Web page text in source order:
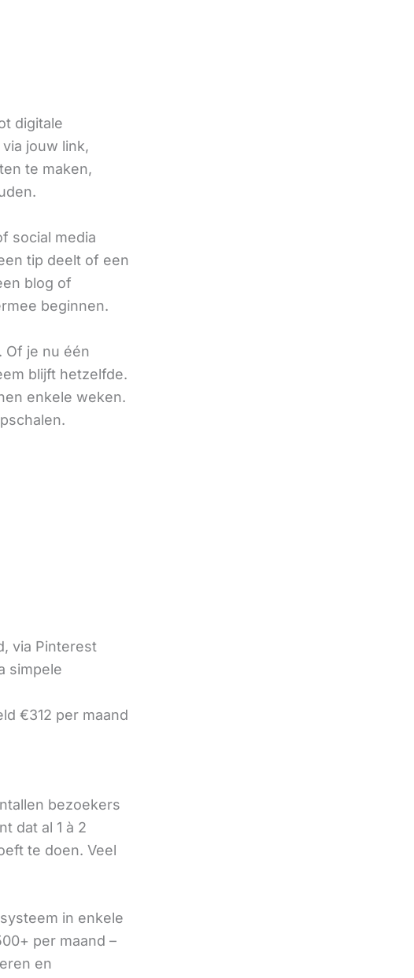
digitale
jouw link,
te maken,
social media
tip deelt of een
blog of
beginnen.
Of je nu één
blijft hetzelfde.
enkele weken.
via Pinterest
simpele
€312 per maand
bezoekers
dat al 1 à 2
te doen. Veel
in enkele
per maand –
en